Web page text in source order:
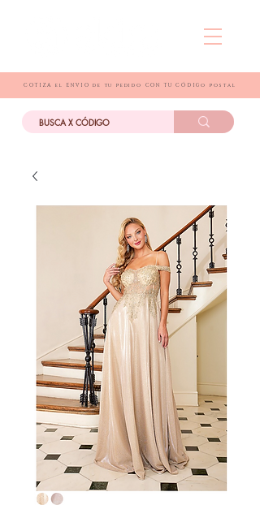
COTIZA el ENVIO de tu pedido CON TU CÓDIGo postal